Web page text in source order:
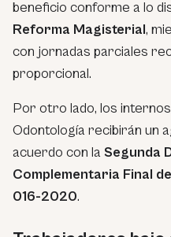
beneficio conforme a lo
Reforma Magisterial,
con jornadas parciales
proporcional.
Por otro lado, los
Odontología recibirán un
acuerdo con la Segunda
Complementaria Final
016-2020.